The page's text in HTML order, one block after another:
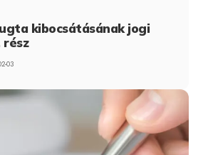
kibocsátásának jogi
rész
03